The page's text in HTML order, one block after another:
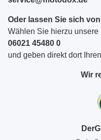
Oder lassen Sie sich
Wählen Sie hierzu unsere
06021 45480 0
und geben direkt dort
Wir